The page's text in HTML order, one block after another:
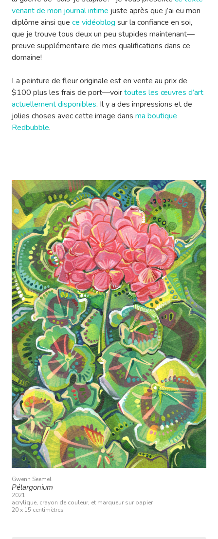
venant de mon journal intime juste après que j’ai eu mon
diplôme ainsi que ce vidéoblog sur la confiance en soi,
que je trouve tous deux un peu stupides maintenant—
preuve supplémentaire de mes qualifications dans ce
domaine!
La peinture de fleur originale est en vente au prix de
$100 plus les frais de port—voirtoutes les œuvres d’art
actuellement disponibles. Il y a des impressions et de
jolies choses avec cette image dans ma boutique
Redbubble.
Gwenn Seemel
Pélargonium
2021
acrylique, crayon de couleur, et marqueur sur papier
20 x 15 centimètres